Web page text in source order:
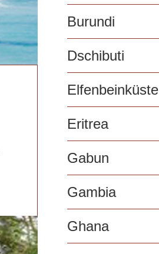
Burundi
Dschibuti
Elfenbeinküste
Eritrea
Gabun
Gambia
Ghana